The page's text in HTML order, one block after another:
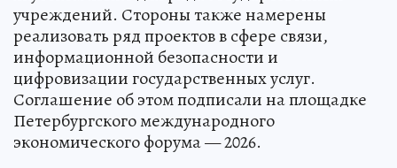
учреждений. Стороны также намерены
реализовать ряд проектов в сфере связи,
информационной безопасности и
цифровизации государственных услуг.
Соглашение об этом подписали на площадке
Петербургского международного
экономического форума — 2026.